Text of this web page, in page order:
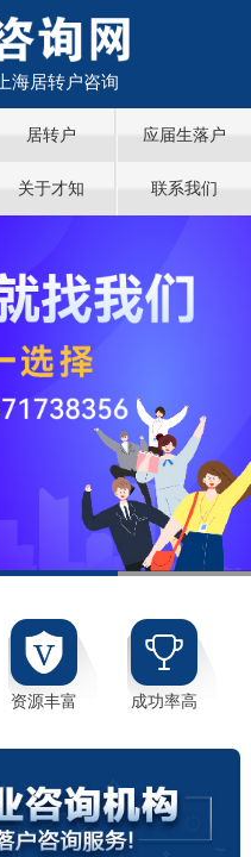
海居转户咨询
居转户 应届生落户
关于才知 联系我们
资源丰富 成功率高